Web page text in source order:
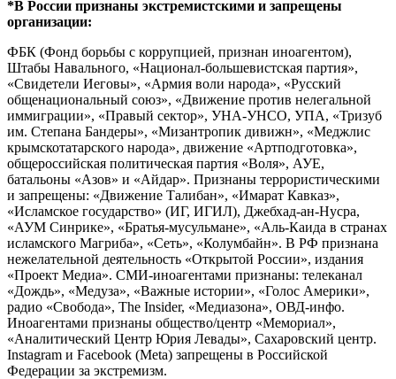
*В России признаны экстремистскими и запрещены
организации:
ФБК (Фонд борьбы с коррупцией, признан иноагентом),
Штабы Навального, «Национал-большевистская партия»,
«Свидетели Иеговы», «Армия воли народа», «Русский
общенациональный союз», «Движение против нелегальной
иммиграции», «Правый сектор», УНА-УНСО, УПА, «Тризуб
им. Степана Бандеры», «Мизантропик дивижн», «Меджлис
крымскотатарского народа», движение «Артподготовка»,
общероссийская политическая партия «Воля», АУЕ,
батальоны «Азов» и «Айдар». Признаны террористическими
и запрещены: «Движение Талибан», «Имарат Кавказ»,
«Исламское государство» (ИГ, ИГИЛ), Джебхад-ан-Нусра,
«АУМ Синрике», «Братья-мусульмане», «Аль-Каида в странах
исламского Магриба», «Сеть», «Колумбайн». В РФ признана
нежелательной деятельность «Открытой России», издания
«Проект Медиа». СМИ-иноагентами признаны: телеканал
«Дождь», «Медуза», «Важные истории», «Голос Америки»,
радио «Свобода», The Insider, «Медиазона», ОВД-инфо.
Иноагентами признаны общество/центр «Мемориал»,
«Аналитический Центр Юрия Левады», Сахаровский центр.
Instagram и Facebook (Metа) запрещены в Российской
Федерации за экстремизм.